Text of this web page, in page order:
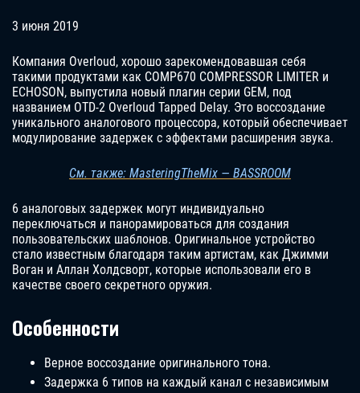
3 июня 2019
Компания Overloud, хорошо зарекомендовавшая себя
такими продуктами как COMP670 COMPRESSOR LIMITER и
ECHOSON, выпустила новый плагин серии GEM, под
названием OTD-2 Overloud Tapped Delay. Это воссоздание
уникального аналогового процессора, который обеспечивает
модулирование задержек с эффектами расширения звука.
См. также: MasteringTheMix — BASSROOM
6 аналоговых задержек могут индивидуально
переключаться и панорамироваться для создания
пользовательских шаблонов. Оригинальное устройство
стало известным благодаря таким артистам, как Джимми
Воган и Аллан Холдсворт, которые использовали его в
качестве своего секретного оружия.
Особенности
Верное воссоздание оригинального тона.
Задержка 6 типов на каждый канал с независимым